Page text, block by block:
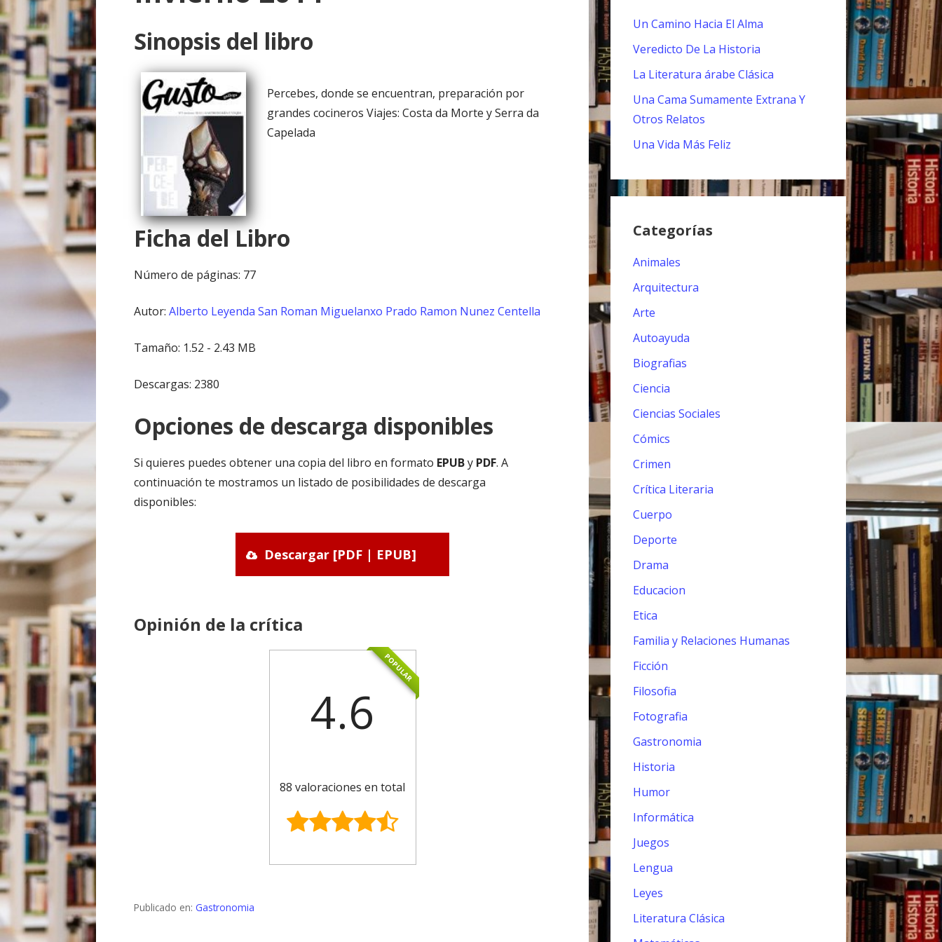
o
Sinopsis del libro
Percebes, donde se encuentran, preparación por
grandes cocineros Viajes: Costa da Morte y Serra da
Capelada
Ficha del Libro
Número de páginas: 77
Autor:Alberto Leyenda San Roman Miguelanxo Prado Ramon Nunez Centella
Tamaño: 1.52 - 2.43 MB
Descargas: 2380
Opciones de descarga disponibles
Si quieres puedes obtener una copia del libro en formato EPUBy PDF. A
continuación te mostramos un listado de posibilidades de descarga
disponibles:
Descargar [PDF | EPUB]
Opinión de la crítica
POPULAR
4.6
88 valoraciones en total
Publicado en: Gastronomia
Un Camino Hacia El Alma
Veredicto De La Historia
La Literatura árabe Clásica
Una Cama Sumamente Extrana Y
Otros Relatos
Una Vida Más Feliz
Categorías
Animales
Arquitectura
Arte
Autoayuda
Biografias
Ciencia
Ciencias Sociales
Cómics
Crimen
Crítica Literaria
Cuerpo
Deporte
Drama
Educacion
Etica
Familia y Relaciones Humanas
Ficción
Filosofia
Fotografia
Gastronomia
Historia
Humor
Informática
Juegos
Lengua
Leyes
Literatura Clásica